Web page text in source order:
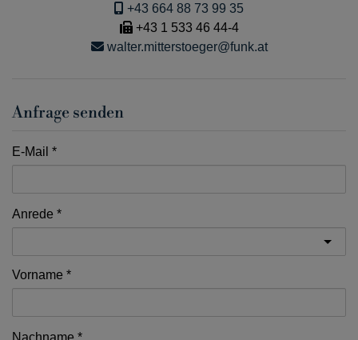
+43 664 88 73 99 35
+43 1 533 46 44-4
walter.mitterstoeger@funk.at
Anfrage senden
E-Mail
Anrede
Vorname
Nachname